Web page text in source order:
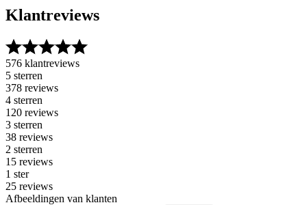
Klantreviews
576 klantreviews
5 sterren
378 reviews
4 sterren
120 reviews
3 sterren
38 reviews
2 sterren
15 reviews
1 ster
25 reviews
Afbeeldingen van klanten